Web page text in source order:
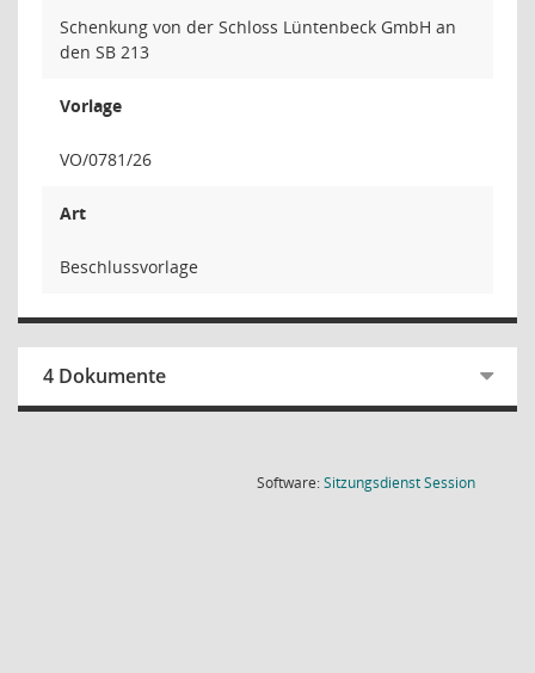
Schenkung von der Schloss Lüntenbeck GmbH an
den SB 213
Vorlage
VO/0781/26
Art
Beschlussvorlage
4 Dokumente
Software:SitzungsdienstSession(Wird in